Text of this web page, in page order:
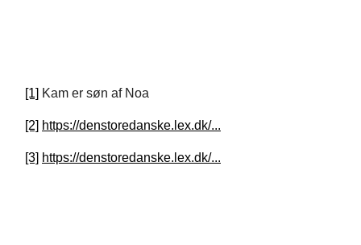
[1] Kam er søn af Noa
[2] https://denstoredanske.lex.dk/...
[3] https://denstoredanske.lex.dk/...